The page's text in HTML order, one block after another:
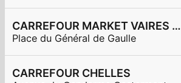
CARREFOUR MARKET VAIRES SUR MARNE
Place du Général de Gaulle
CARREFOUR CHELLES